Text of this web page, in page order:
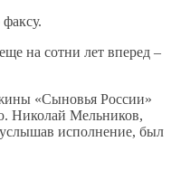
на сотни лет вперед –
«Сыновья России»
Николай Мельников,
исполнение, был